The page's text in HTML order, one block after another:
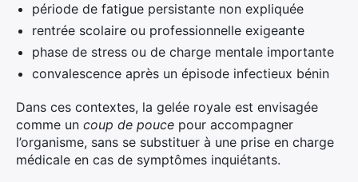
période de fatigue persistante non expliquée
rentrée scolaire ou professionnelle exigeante
phase de stress ou de charge mentale importante
convalescence après un épisode infectieux bénin
Dans ces contextes, la gelée royale est envisagée
comme un coup de pouce pour accompagner
l’organisme, sans se substituer à une prise en charge
médicale en cas de symptômes inquiétants.